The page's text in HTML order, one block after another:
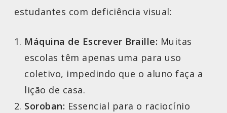
estudantes com deficiência visual:
Máquina de Escrever Braille: Muitas
escolas têm apenas uma para uso
coletivo, impedindo que o aluno faça a
lição de casa.
Soroban: Essencial para o raciocínio